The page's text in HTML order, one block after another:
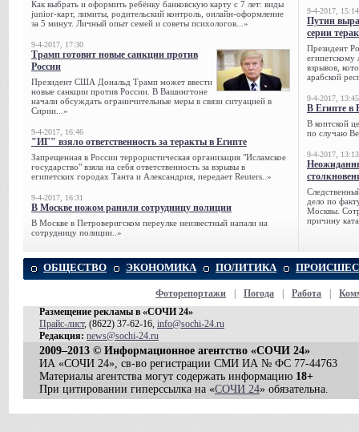
Как выбрать и оформить ребёнку банковскую карту с 7 лет: виды
junior-карт, лимиты, родительский контроль, онлайн-оформление
за 5 минут. Личный опыт семей и советы психологов...»
9-4-2017, 17:30
Трамп готовит новые санкции против
России
Президент США Дональд Трамп может ввести
новые санкции против России. В Вашингтоне
начали обсуждать ограничительные меры в связи ситуацией в
Сирии...»
9-4-2017, 16:46
"ИГ" взяло ответственность за теракты в Египте
Запрещенная в России террористическая организация "Исламское
государство" взяла на себя ответственность за взрывы в
египетских городах Танта и Александрия, передает Reuters..»
9-4-2017, 16:31
В Москве ножом ранили сотрудницу полиции
В Москве в Петроверигском переулке неизвестный напали на
сотрудницу полиции..»
9-4-2017, 15:14
Путин
серии
Президент
египетскому
взрывов,
арабской
9-4-2017, 13:45
В Египте в
В коптской
по случаю
9-4-2017, 13:13
дело по
Москвы.
причину
ОБЩЕСТВО ЭКОНОМИКА ПОЛИТИКА
Фоторепортажи Погода Работа
Размещение рекламы в «СОЧИ 24»
Прайс-лист, (8622) 37-62-16, info@sochi-24.ru
Редакция: news@sochi-24.ru
2009–2013 © Информационное агентство «СОЧИ 24»
ИА «СОЧИ 24», св-во регистрации СМИ ИА № ФС 77-44763
Материалы агентства могут содержать информацию 18+
При цитировании гиперссылка на «СОЧИ 24» обязательна.